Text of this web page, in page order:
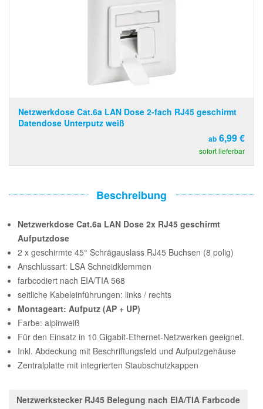
Netzwerkdose Cat.6a LAN Dose 2-fach RJ45 geschirmt
Datendose Unterputz weiß
ab 6,99 €
sofort lieferbar
Beschreibung
Netzwerkdose Cat.6a LAN Dose 2x RJ45 geschirmt
Aufputzdose
2 x geschirmte 45° Schrägauslass RJ45 Buchsen (8 polig)
Anschlussart: LSA Schneidklemmen
farbcodiert nach EIA/TIA 568
seitliche Kabeleinführungen: links / rechts
Montageart: Aufputz (AP + UP)
Farbe: alpinweiß
Für den Einsatz in 10 Gigabit-Ethernet-Netzwerken geeignet.
Inkl. Abdeckung mit Beschriftungsfeld und Aufputzgehäuse
Zentralplatte mit integrierten Staubschutzkappen
Netzwerkstecker RJ45 Belegung nach EIA/TIA Farbcode